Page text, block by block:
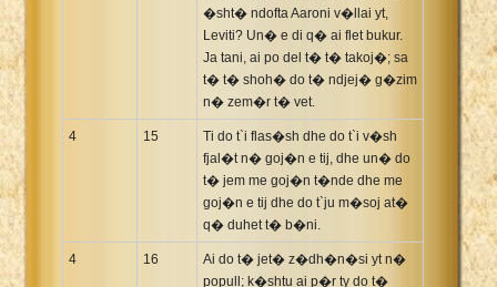
�sht� ndofta Aaroni v�llai yt,
Leviti? Un� e di q� ai flet bukur.
Ja tani, ai po del t� t� takoj�; sa
t� t� shoh� do t� ndjej� g�zim
n� zem�r t� vet.
4 15
Ti do t`i flas�sh dhe do t`i v�sh
fjal�t n� goj�n e tij, dhe un� do
t� jem me goj�n t�nde dhe me
goj�n e tij dhe do t`ju m�soj at�
q� duhet t� b�ni.
4 16
Ai do t� jet� z�dh�n�si yt n�
popull; k�shtu ai p�r ty do t�